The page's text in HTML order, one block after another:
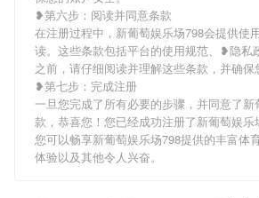
❥第六步：阅读并同意条款
在注册过程中，新葡萄娱乐场798会提供使
读。这些条款包括平台的使用规范、❥隐私
之前，请仔细阅读并理解这些条款，并确保
❥第七步：完成注册
一旦您完成了所有必要的步骤，并同意了新
款，恭喜您！您已经成功注册了新葡萄娱乐
您可以畅享新葡萄娱乐场798提供的丰富体
体验以及其他令人兴奋。